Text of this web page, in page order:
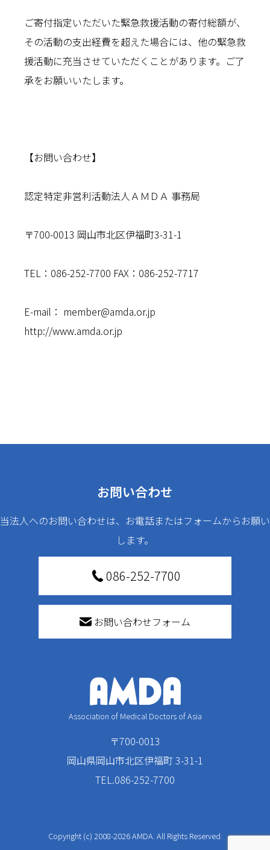
ご寄付指定いただいた緊急救援活動の寄付総額が、
その活動の支出経費を超えた場合には、他の緊急救
援活動に充当させていただくことがあります。ご了
承をお願いいたします。
【お問い合わせ】
認定特定非営利活動法人ＡＭＤＡ 事務局
〒700-0013 岡山市北区伊福町3-31-1
TEL：086-252-7700 FAX：086-252-7717
E-mail： member@amda.or.jp
http://www.amda.or.jp
お問い合わせ
当法人へのお問い合わせは、お電話またはフォームからお願い
します。
086-252-7700
お問い合わせフォーム
Association of Medical Doctors of Asia
〒700-0013
岡山県岡山市北区伊福町 3-31-1
TEL.086-252-7700
Copyright (c) 2008-2026 AMDA. All Rights Reserved.